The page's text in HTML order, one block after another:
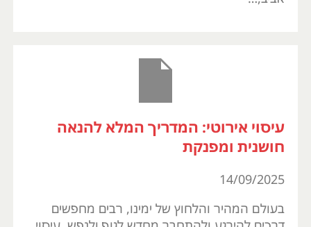
עיסוי אירוטי: המדריך המלא להנאה
חושנית ומפנקת
14/09/2025
בעולם המהיר והלחוץ של ימינו, רבים מחפשים